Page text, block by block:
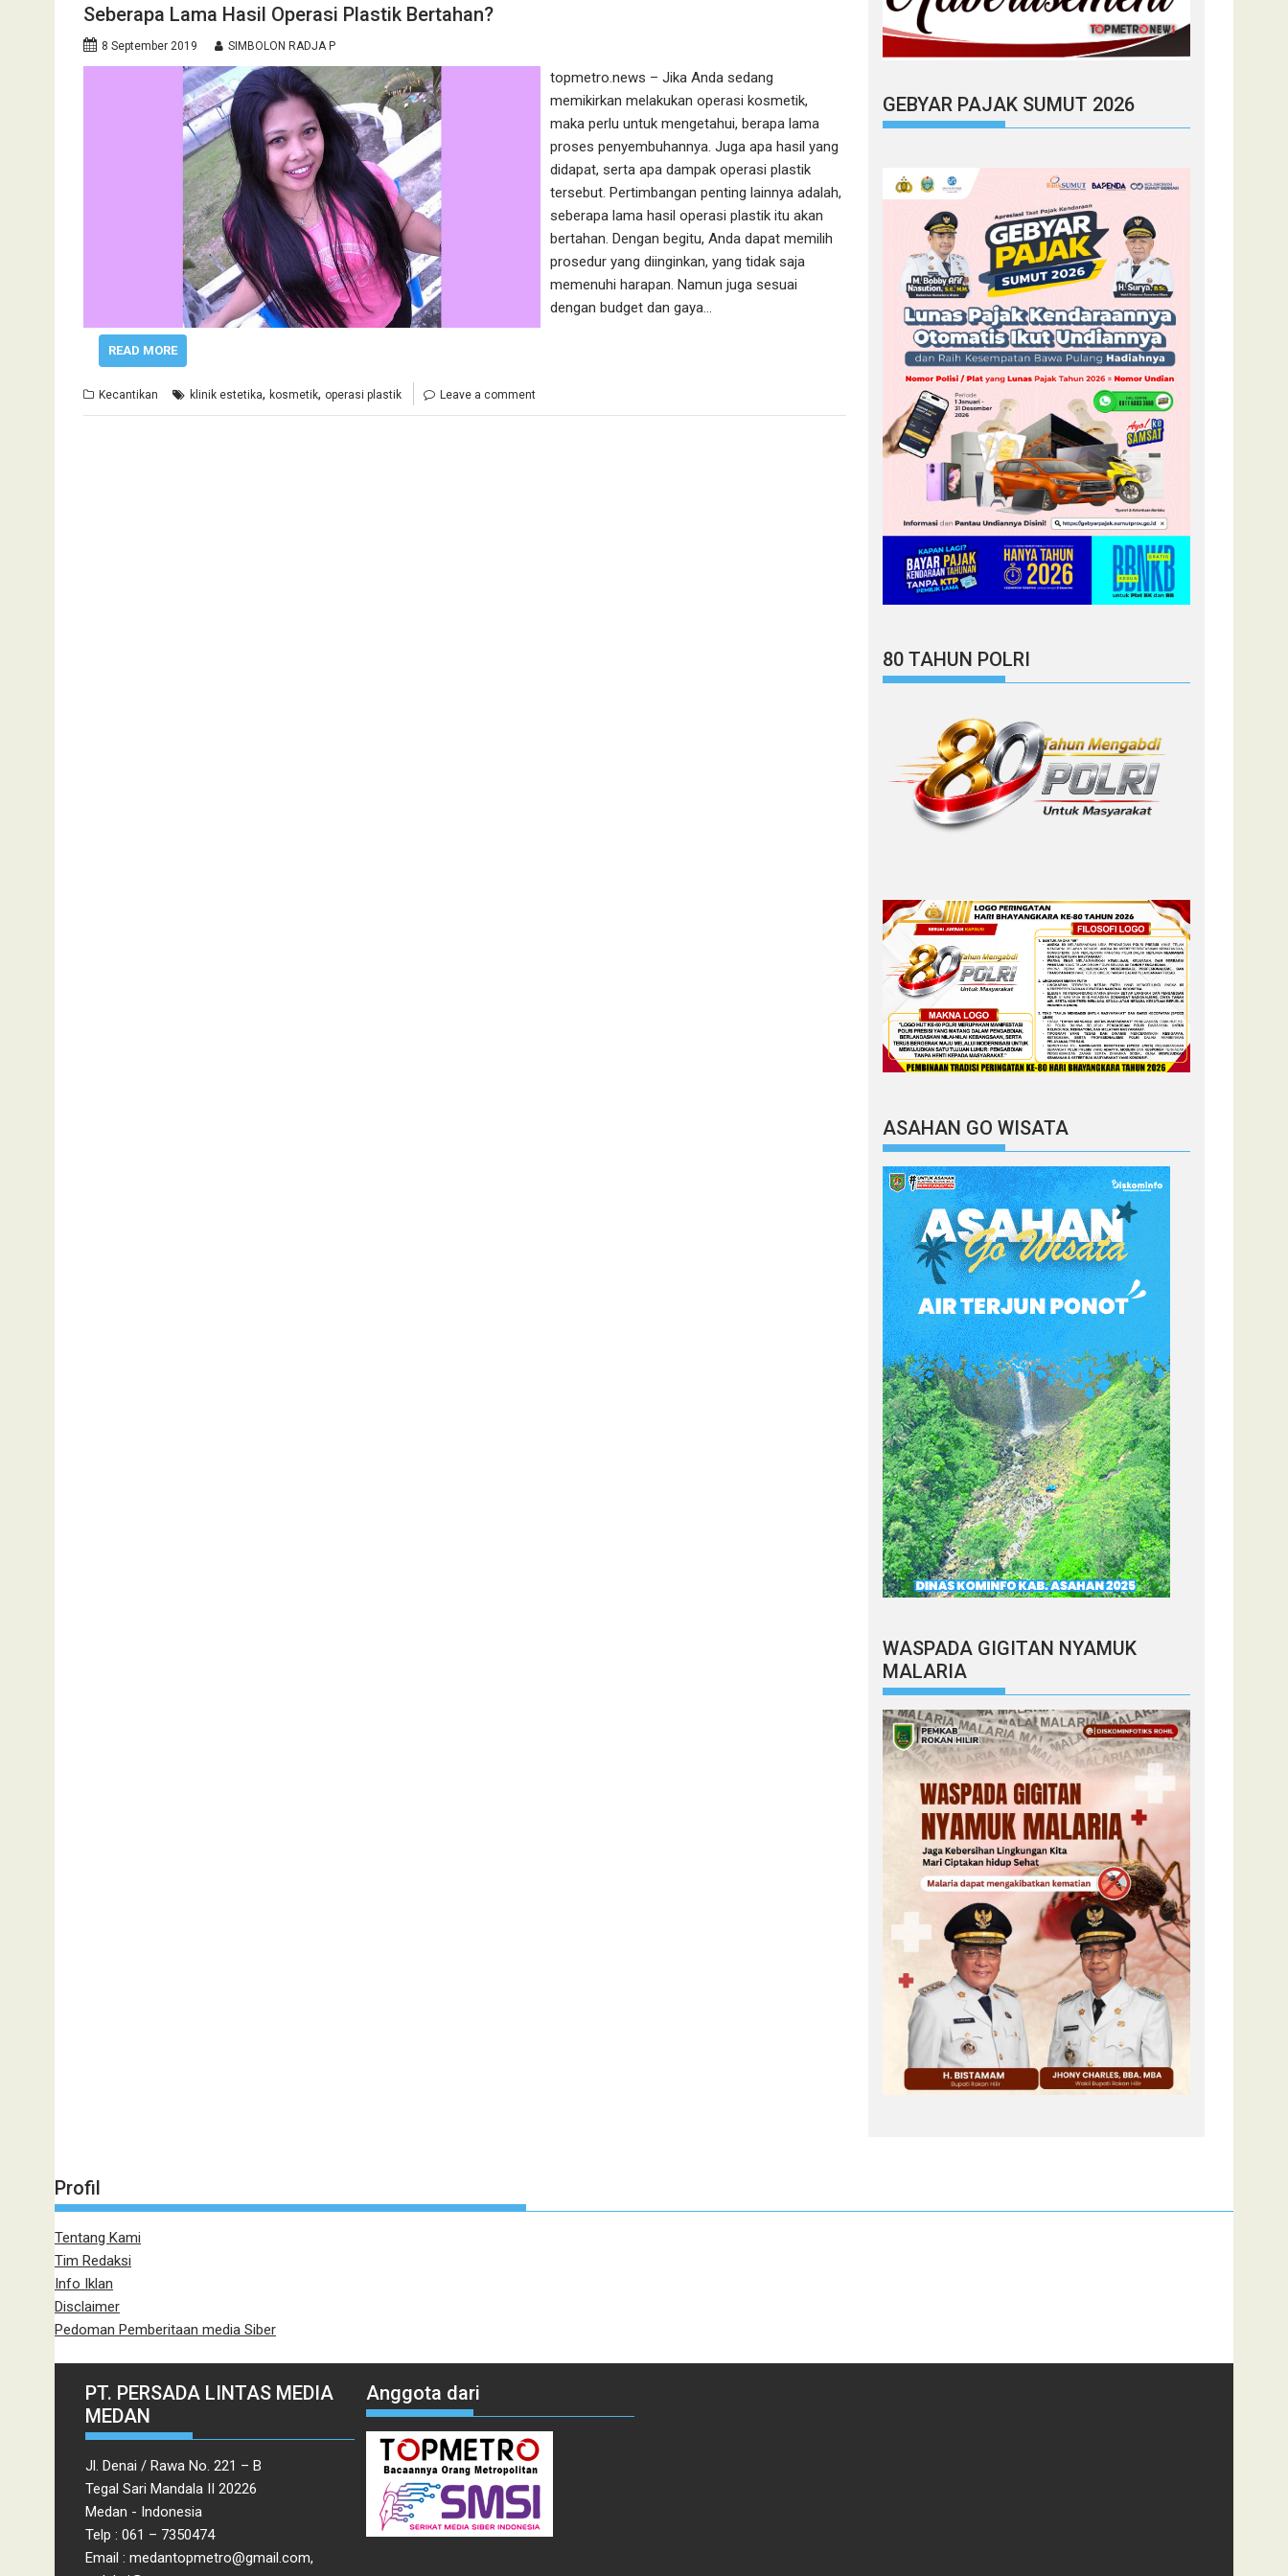
Seberapa Lama Hasil Operasi Plastik Bertahan?
8 September 2019 SIMBOLON RADJA P
topmetro.news – Jika Anda sedang
memikirkan melakukan operasi kosmetik,
maka perlu untuk mengetahui, berapa lama
proses penyembuhannya. Juga apa hasil yang
didapat, serta apa dampak operasi plastik
tersebut. Pertimbangan penting lainnya adalah,
seberapa lama hasil operasi plastik itu akan
bertahan. Dengan begitu, Anda dapat memilih
prosedur yang diinginkan, yang tidak saja
memenuhi harapan. Namun juga sesuai
dengan budget dan gaya…
READ MORE
Kecantikan klinik estetika, kosmetik, operasi plastik Leave a comment
GEBYAR PAJAK SUMUT 2026
80 TAHUN POLRI
ASAHAN GO WISATA
WASPADA GIGITAN NYAMUK
MALARIA
Profil
Tentang Kami
Tim Redaksi
Info Iklan
Disclaimer
Pedoman Pemberitaan media Siber
PT. PERSADA LINTAS MEDIA
MEDAN
Jl. Denai / Rawa No. 221 – B
Tegal Sari Mandala II 20226
Medan - Indonesia
Telp : 061 – 7350474
Email : medantopmetro@gmail.com,
Anggota dari